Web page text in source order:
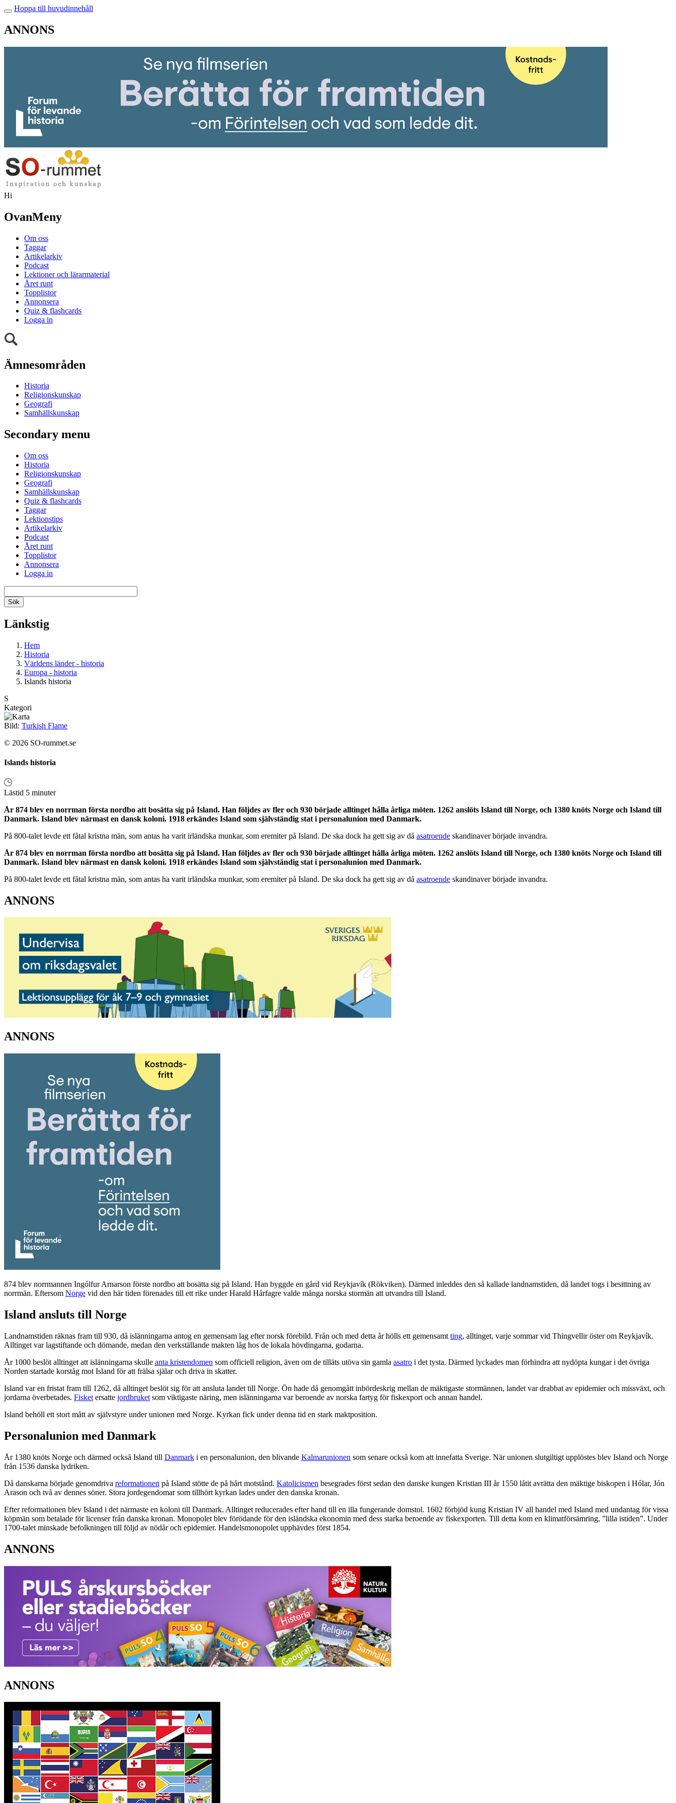
Hoppa till huvudinnehåll
ANNONS
Hi
OvanMeny
Om oss
Taggar
Artikelarkiv
Podcast
Lektioner och lärarmaterial
Året runt
Topplistor
Annonsera
Quiz & flashcards
Logga in
Ämnesområden
Historia
Religionskunskap
Geografi
Samhällskunskap
Secondary menu
Om oss
Historia
Religionskunskap
Geografi
Samhällskunskap
Quiz & flashcards
Taggar
Lektionstips
Artikelarkiv
Podcast
Året runt
Topplistor
Annonsera
Logga in
Länkstig
Hem
Historia
Världens länder - historia
Europa - historia
Islands historia
S
Kategori
Bild: Turkish Flame
© 2026 SO-rummet.se
Islands historia
Lästid 5 minuter
År 874 blev en norrman första nordbo att bosätta sig på Island. Han följdes av fler och 930 började alltinget hålla årliga möten. 1262 anslöts Island till Norge, och 1380 knöts Norge och Island till
Danmark. Island blev närmast en dansk koloni. 1918 erkändes Island som självständig stat i personalunion med Danmark.
På 800-talet levde ett fåtal kristna män, som antas ha varit irländska munkar, som eremiter på Island. De ska dock ha gett sig av då asatroende skandinaver började invandra.
År 874 blev en norrman första nordbo att bosätta sig på Island. Han följdes av fler och 930 började alltinget hålla årliga möten. 1262 anslöts Island till Norge, och 1380 knöts Norge och Island till
Danmark. Island blev närmast en dansk koloni. 1918 erkändes Island som självständig stat i personalunion med Danmark.
På 800-talet levde ett fåtal kristna män, som antas ha varit irländska munkar, som eremiter på Island. De ska dock ha gett sig av då asatroende skandinaver började invandra.
ANNONS
ANNONS
874 blev norrmannen Ingólfur Arnarson förste nordbo att bosätta sig på Island. Han byggde en gård vid Reykjavík (Rökviken). Därmed inleddes den så kallade landnamstiden, då landet togs i besittning av
norrmän. Eftersom Norge vid den här tiden förenades till ett rike under Harald Hårfagre valde många norska stormän att utvandra till Island.
Island ansluts till Norge
Landnamstiden räknas fram till 930, då islänningarna antog en gemensam lag efter norsk förebild. Från och med detta år hölls ett gemensamt ting, alltinget, varje sommar vid Thingvellir öster om Reykjavík.
Alltinget var lagstiftande och dömande, medan den verkställande makten låg hos de lokala hövdingarna, godarna.
År 1000 beslöt alltinget att islänningarna skulle anta kristendomen som officiell religion, även om de tilläts utöva sin gamla asatro i det tysta. Därmed lyckades man förhindra att nydöpta kungar i det övriga
Norden startade korståg mot Island för att frälsa själar och driva in skatter.
Island var en fristat fram till 1262, då alltinget beslöt sig för att ansluta landet till Norge. Ön hade då genomgått inbördeskrig mellan de mäktigaste stormännen, landet var drabbat av epidemier och missväxt, och
jordarna överbetades. Fisket ersatte jordbruket som viktigaste näring, men islänningarna var beroende av norska fartyg för fiskexport och annan handel.
Island behöll ett stort mått av självstyre under unionen med Norge. Kyrkan fick under denna tid en stark maktposition.
Personalunion med Danmark
År 1380 knöts Norge och därmed också Island till Danmark i en personalunion, den blivande Kalmarunionen som senare också kom att innefatta Sverige. När unionen slutgiltigt upplöstes blev Island och Norge
från 1536 danska lydriken.
Då danskarna började genomdriva reformationen på Island stötte de på hårt motstånd. Katolicismen besegrades först sedan den danske kungen Kristian III år 1550 låtit avrätta den mäktige biskopen i Hólar, Jón
Arason och två av dennes söner. Stora jordegendomar som tillhört kyrkan lades under den danska kronan.
Efter reformationen blev Island i det närmaste en koloni till Danmark. Alltinget reducerades efter hand till en illa fungerande domstol. 1602 förbjöd kung Kristian IV all handel med Island med undantag för vissa
köpmän som betalade för licenser från danska kronan. Monopolet blev förödande för den isländska ekonomin med dess starka beroende av fiskexporten. Till detta kom en klimatförsämring, ”lilla istiden”. Under
1700-talet minskade befolkningen till följd av nödår och epidemier. Handelsmonopolet upphävdes först 1854.
ANNONS
ANNONS